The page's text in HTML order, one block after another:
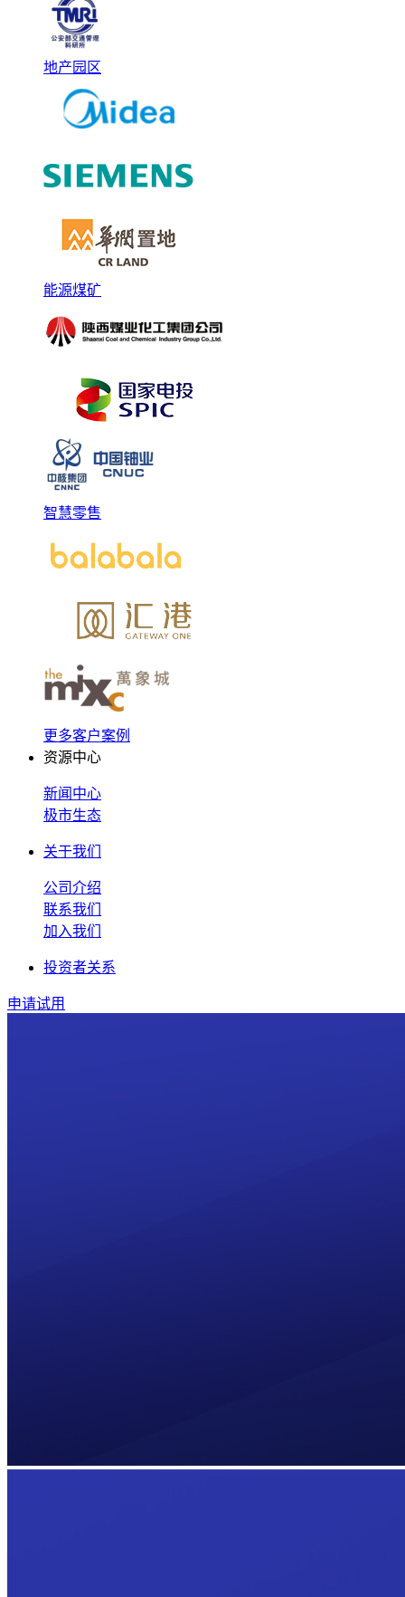
地产园区
能源煤矿
智慧零售
更多客户案例
资源中心
新闻中心
极市生态
关于我们
公司介绍
联系我们
加入我们
投资者关系
申请试用